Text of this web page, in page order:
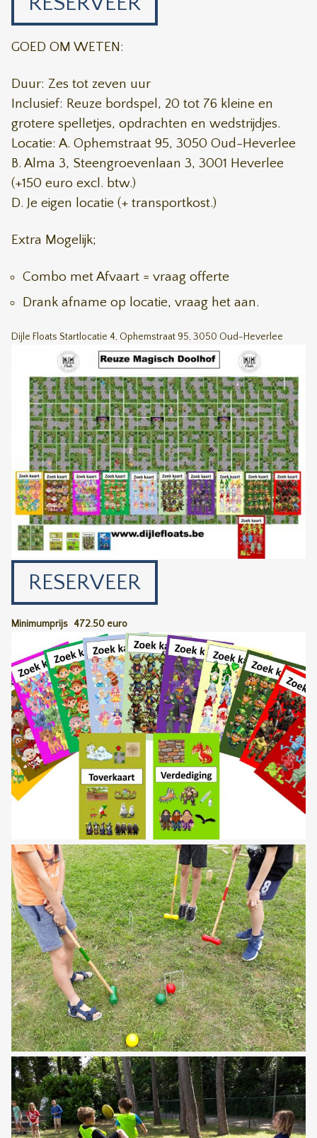
GOED OM WETEN:
Duur: Zes tot zeven uur
Inclusief: Reuze bordspel, 20 tot 76 kleine en
grotere spelletjes, opdrachten en wedstrijdjes.
Locatie: A. Ophemstraat 95, 3050 Oud-Heverlee
B. Alma 3, Steengroevenlaan 3, 3001 Heverlee
(+150 euro excl. btw.)
D. Je eigen locatie (+ transportkost.)
Extra Mogelijk;
Combo met Afvaart = vraag offerte
Drank afname op locatie, vraag het aan.
Dijle Floats Startlocatie 4, Ophemstraat 95, 3050 Oud-Heverlee
RESERVEER
Minimumprijs 472.50 euro